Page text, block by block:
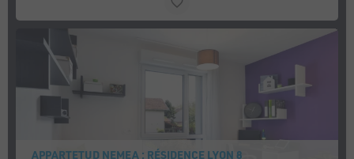
APPARTETUD NEMEA : RÉSIDENCE LYON 8